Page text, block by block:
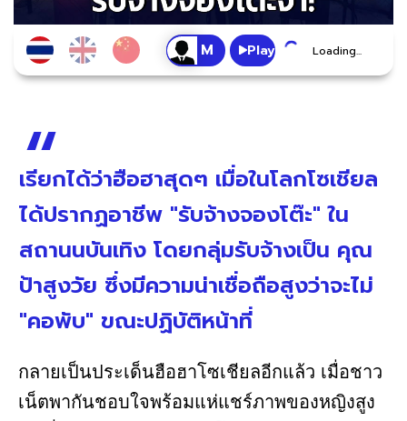
Play Loading...
เรียกได้ว่าฮือฮาสุดๆ เมื่อในโลกโซเชียล
ได้ปรากฏอาชีพ "รับจ้างจองโต๊ะ" ใน
สถานนบันเทิง โดยกลุ่มรับจ้างเป็น คุณ
ป้าสูงวัย ซึ่งมีความน่าเชื่อถือสูงว่าจะไม่
"คอพับ" ขณะปฏิบัติหน้าที่
กลายเป็นประเด็นฮือฮาโซเชียลอีกแล้ว เมื่อชาว
เน็ตพากันชอบใจพร้อมแห่แชร์ภาพของหญิงสูง